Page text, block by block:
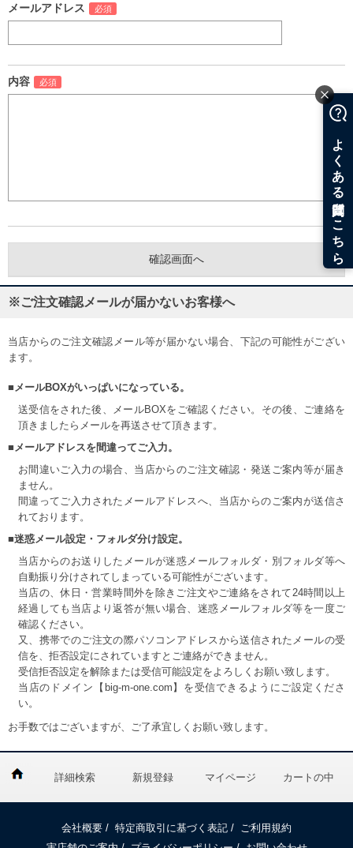
メールアドレス
内容
※ご注文確認メールが届かないお客様へ
当店からのご注文確認メール等が届かない場合、下記の可能性がござい
ます。
■メールBOXがいっぱいになっている。
送受信をされた後、メールBOXをご確認ください。その後、ご連絡を
頂きましたらメールを再送させて頂きます。
■メールアドレスを間違ってご入力。
お間違いご入力の場合、当店からのご注文確認・発送ご案内等が届き
ません。
間違ってご入力されたメールアドレスへ、当店からのご案内が送信さ
れております。
■迷惑メール設定・フォルダ分け設定。
当店からのお送りしたメールが迷惑メールフォルダ・別フォルダ等へ
自動振り分けされてしまっている可能性がございます。
当店の、休日・営業時間外を除きご注文やご連絡をされて24時間以上
経過しても当店より返答が無い場合、迷惑メールフォルダ等を一度ご
確認ください。
又、携帯でのご注文の際パソコンアドレスから送信されたメールの受
信を、拒否設定にされていますとご連絡ができません。
受信拒否設定を解除または受信可能設定をよろしくお願い致します。
当店のドメイン【big-m-one.com】を受信できるようにご設定くださ
い。
お手数ではございますが、ご了承宜しくお願い致します。
詳細検索 新規登録 マイページ カートの中
会社概要 / 特定商取引に基づく表記 /
ご利用規約